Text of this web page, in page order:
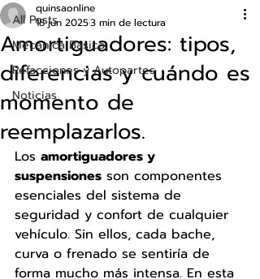
All Posts
Mecánica Básica
Refacciones y Autopartes
Noticias
Amortiguadores: tipos,
diferencias y cuándo es
momento de
reemplazarlos.
quinsaonline
18 jun 20253 min de lectura
Los amortiguadores y
suspensiones son componentes
esenciales del sistema de
seguridad y confort de cualquier
vehículo. Sin ellos, cada bache,
curva o frenado se sentiría de
forma mucho más intensa. En esta